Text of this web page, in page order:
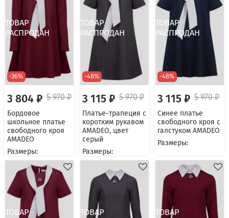
-36%
3 804 ₽ 5 970 ₽
Бордовое
школьное платье
свободного кроя
AMADEO
Размеры:
-48%
3 115 ₽ 5 970 ₽
Платье-трапеция с
коротким рукавом
AMADEO, цвет
серый
Размеры:
-48%
3 115 ₽ 5 970 ₽
Синее платье
свободного кроя с
галстуком AMADEO
Размеры: